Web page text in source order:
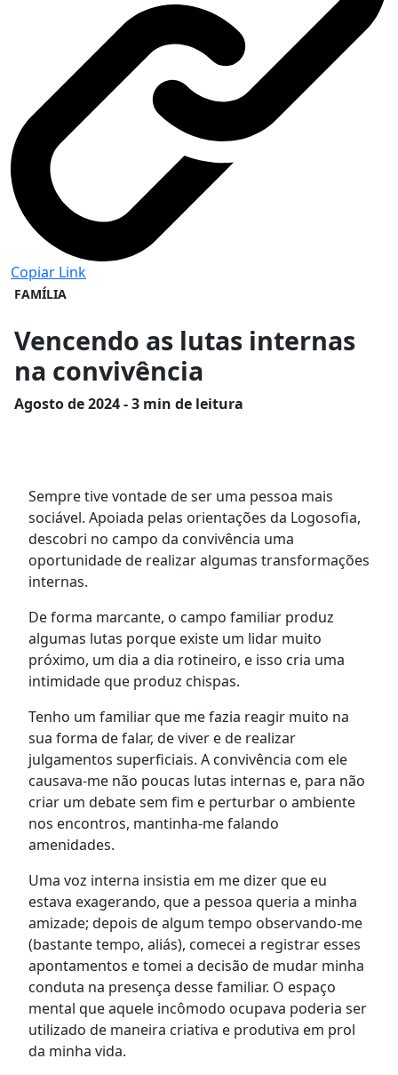
Copiar Link
FAMÍLIA
Vencendo as lutas internas
na convivência
Agostode 2024 - 3 min de leitura
Sempre tive vontade de ser uma pessoa mais
sociável. Apoiada pelas orientações da Logosofia,
descobri no campo da convivência uma
oportunidade de realizar algumas transformações
internas.
De forma marcante, o campo familiar produz
algumas lutas porque existe um lidar muito
próximo, um dia a dia rotineiro, e isso cria uma
intimidade que produz chispas.
Tenho um familiar que me fazia reagir muito na
sua forma de falar, de viver e de realizar
julgamentos superficiais. A convivência com ele
causava-me não poucas lutas internas e, para não
criar um debate sem fim e perturbar o ambiente
nos encontros, mantinha-me falando
amenidades.
Uma voz interna insistia em me dizer que eu
estava exagerando, que a pessoa queria a minha
amizade; depois de algum tempo observando-me
(bastante tempo, aliás), comecei a registrar esses
apontamentos e tomei a decisão de mudar minha
conduta na presença desse familiar. O espaço
mental que aquele incômodo ocupava poderia ser
utilizado de maneira criativa e produtiva em prol
da minha vida.